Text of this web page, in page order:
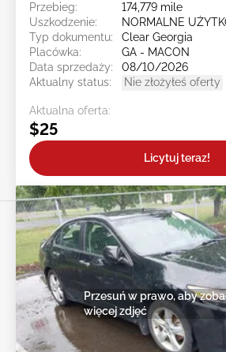
Przebieg:
174,779 mile
Uszkodzenie:
NORMALNE
Typ dokumentu:
Clear Georgia
Placówka:
GA - MACON
Data sprzedaży:
08/10/2026
Aktualny status:
Nie złożyłeś oferty
Aktualna oferta:
$25
Licytuj teraz!
Przesuń w prawo, aby
więcej zdjęć